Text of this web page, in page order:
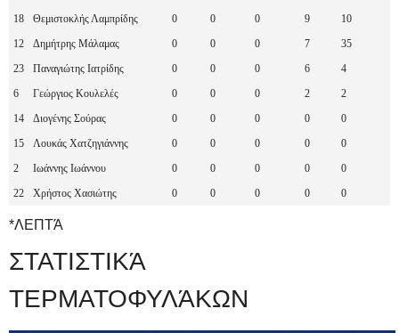
18 Θεμιστοκλής Λαμπρίδης 0 0 0 9
10
12
Δημήτρης Μάλαμας 0 0 0 7
35
23
Παναγιώτης Ιατρίδης 0 0 0 6
4
6
Γεώργιος Κουλελές 0 0 0 2
2
14
Διογένης Σούρας 0 0 0 0
0
15
Λουκάς Χατζηγιάννης 0 0 0 0
0
2
Ιωάννης Ιωάννου 0 0 0 0
0
22
Χρήστος Χασιώτης 0 0 0 0 0
*ΛΕΠΤΆ
ΣΤΑΤΙΣΤΙΚΆ
ΤΕΡΜΑΤΟΦΥΛΆΚΩΝ